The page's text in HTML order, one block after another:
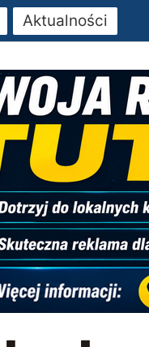
Aktualności